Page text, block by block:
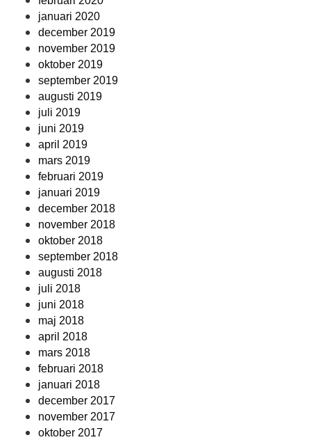
januari 2020
december 2019
november 2019
oktober 2019
september 2019
augusti 2019
juli 2019
juni 2019
april 2019
mars 2019
februari 2019
januari 2019
december 2018
november 2018
oktober 2018
september 2018
augusti 2018
juli 2018
juni 2018
maj 2018
april 2018
mars 2018
februari 2018
januari 2018
december 2017
november 2017
oktober 2017